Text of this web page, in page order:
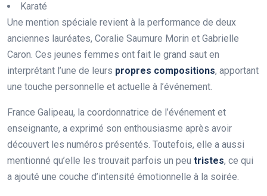
Karaté
Une mention spéciale revient à la performance de deux
anciennes lauréates, Coralie Saumure Morin et Gabrielle
Caron. Ces jeunes femmes ont fait le grand saut en
interprétant l’une de leurs propres compositions, apportant
une touche personnelle et actuelle à l’événement.
France Galipeau, la coordonnatrice de l’événement et
enseignante, a exprimé son enthousiasme après avoir
découvert les numéros présentés. Toutefois, elle a aussi
mentionné qu’elle les trouvait parfois un peu tristes, ce qui
a ajouté une couche d’intensité émotionnelle à la soirée.